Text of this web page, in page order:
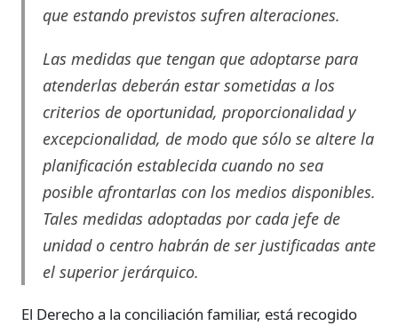
que estando previstos sufren alteraciones.
Las medidas que tengan que adoptarse para
atenderlas deberán estar sometidas a los
criterios de oportunidad, proporcionalidad y
excepcionalidad, de modo que sólo se altere la
planificación establecida cuando no sea
posible afrontarlas con los medios disponibles.
Tales medidas adoptadas por cada jefe de
unidad o centro habrán de ser justificadas ante
el superior jerárquico.
El Derecho a la conciliación familiar, está recogido